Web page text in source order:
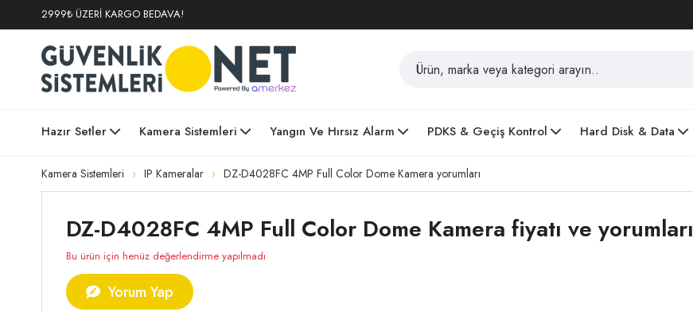
2999₺ ÜZERİ KARGO BEDAVA!
Hazır Setler Kamera Sistemleri Yangın Ve Hırsız Alarm PDKS & Geçiş Kontrol Hard Disk & Data
Kamera Sistemleri IP Kameralar DZ-D4028FC 4MP Full Color Dome Kamera yorumları
DZ-D4028FC 4MP Full Color Dome Kamera fiyatı ve yorumları
Bu ürün için henüz değerlendirme yapılmadı
Yorum Yap